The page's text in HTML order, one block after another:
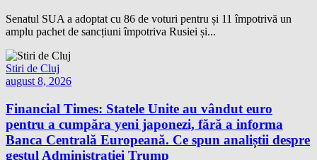
Senatul SUA a adoptat cu 86 de voturi pentru și 11 împotrivă un
amplu pachet de sancțiuni împotriva Rusiei și...
Stiri de Cluj
august 8, 2026
Financial Times: Statele Unite au vândut euro
pentru a cumpăra yeni japonezi, fără a informa
Banca Centrală Europeană. Ce spun analiștii despre
gestul Administrației Trump